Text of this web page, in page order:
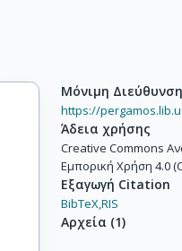
Μόνιμη Διεύθυνση
https://
Άδεια χρήσης
Creative Commons
Εμπορική Χρήση 4.0
Εξαγωγή Citation
BibTeX,RIS
Αρχεία (1)